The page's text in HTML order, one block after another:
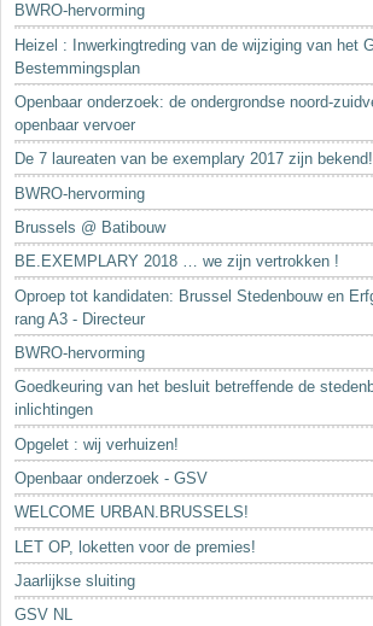
BWRO-hervorming
Heizel : Inwerkingtreding van de wijziging van het
Bestemmingsplan
Openbaar onderzoek: de ondergrondse noord-
openbaar vervoer
De 7 laureaten van be exemplary 2017 zijn bekend!
BWRO-hervorming
Brussels @ Batibouw
BE.EXEMPLARY 2018 … we zijn vertrokken !
Oproep tot kandidaten: Brussel Stedenbouw en
rang A3 - Directeur
BWRO-hervorming
Goedkeuring van het besluit betreffende de
inlichtingen
Opgelet : wij verhuizen!
Openbaar onderzoek - GSV
WELCOME URBAN.BRUSSELS!
LET OP, loketten voor de premies!
Jaarlijkse sluiting
GSV NL